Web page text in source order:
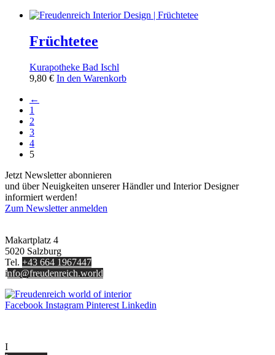
Früchtetee
Kurapotheke Bad Ischl
9,80 € In den Warenkorb
←
1
2
3
4
5
Jetzt Newsletter abonnieren
und über Neuigkeiten unserer Händler und Interior Designer
informiert werden!
Zum Newsletter anmelden
Makartplatz 4
5020 Salzburg
Tel. +43 664 1967447
info@freudenreich.world
Facebook Instagram Pinterest Linkedin
I